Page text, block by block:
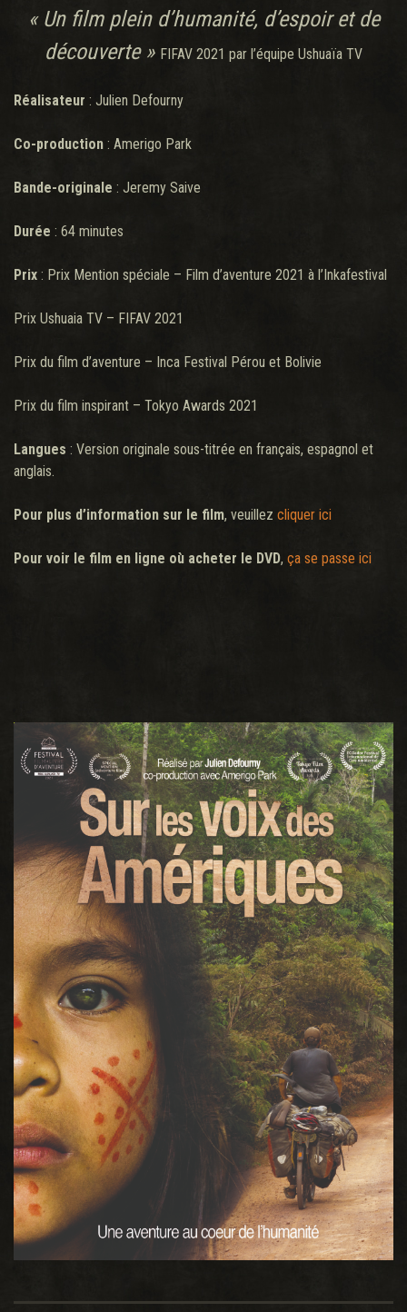
« Un film plein d’humanité, d’espoir et de
découverte » FIFAV 2021 par l’équipe Ushuaïa TV
Réalisateur : Julien Defourny
Co-production : Amerigo Park
Bande-originale : Jeremy Saive
Durée : 64 minutes
Prix : Prix Mention spéciale – Film d’aventure 2021 à l’Inkafestival
Prix Ushuaia TV – FIFAV 2021
Prix du film d’aventure – Inca Festival Pérou et Bolivie
Prix du film inspirant – Tokyo Awards 2021
Langues : Version originale sous-titrée en français, espagnol et
anglais.
Pour plus d’information sur le film, veuillez cliquer ici
Pour voir le film en ligne où acheter le DVD, ça se passe ici